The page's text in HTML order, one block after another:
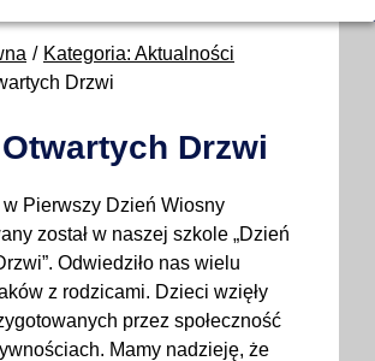
Kategoria: Aktualności
Drzwi
Drzwi
w Pierwszy Dzień Wiosny
został w naszej szkole „Dzień
Odwiedziło nas wielu
z rodzicami. Dzieci wzięły
przez społeczność
Mamy nadzieję, że